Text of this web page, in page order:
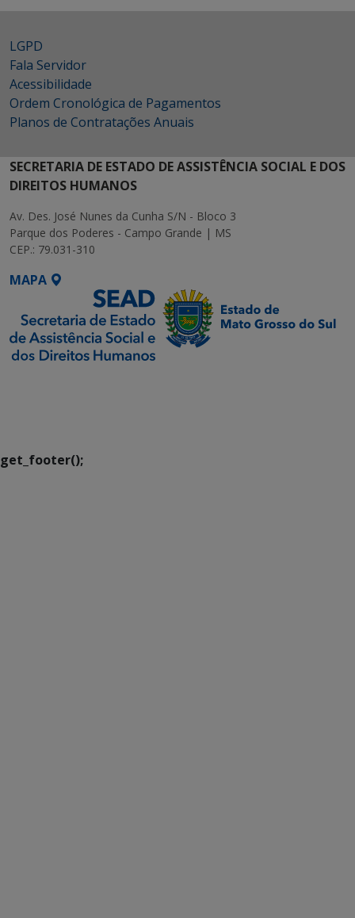
LGPD
Fala Servidor
Acessibilidade
Ordem Cronológica de Pagamentos
Planos de Contratações Anuais
SECRETARIA DE ESTADO DE ASSISTÊNCIA SOCIAL E DOS
DIREITOS HUMANOS
Av. Des. José Nunes da Cunha S/N - Bloco 3
Parque dos Poderes - Campo Grande | MS
CEP.: 79.031-310
MAPA
get_footer();